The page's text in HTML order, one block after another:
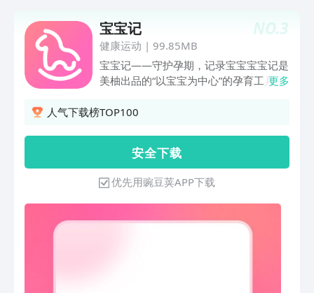
小朋友探索新事物的兴趣，让宝宝随时随
地都能快快乐乐玩耍，轻轻松松学本领。
丰富的视听内容，有趣互动场景，推出多
多涂色书、多多工程车、多多恐龙车、多
多医院、多多超市、宝宝玩思维、汉字大
木小火车、趣味拼图等精美亲子互动场
景，轻松锻炼眼手脑，更有助于宝宝智力
发展哦！千万家庭的小朋友都在使用，家
庭陪伴的良心之选，家长哄娃省心更放
心！儿歌多多，让童年时光变得更快乐！
《少年派》 奇幻冒险：《猫小九历险
记》《口袋孙悟空》《少年冒险王》《少
年黑客》 侦探推理：《课外侦探组》
《神探迈克狐》《实习侦探小泼猴》《森
校》《少年特战队》《聪明的顺溜》《三
记》《米小圈三国演义》《朵狸历险记》
《假如给我三天光明》 卡通动漫：《大
耳朵图图》《飞狗MOCO》《舒克贝塔
传》《海底小纵队》 【课外阅读知识
军晶作文技巧22讲》《初中必备知识
NO.3
宝宝记
健康运动 | 99.85MB
宝宝记——守护孕期，记录宝宝宝宝记是
美柚出品的“以宝宝为中心”的孕育工具。
了解到不同时期的孕育知识，还可以全程
友可见。#主要功能【记录成长】支持小
视频、照片、文字，记录宝宝的成长点
滴；可以设置家人共享，牵挂的亲友，可
以同时看到宝宝的记录；仅限邀请的亲友
可见，严格保护宝宝的隐私。【孕期助
手】模拟B超图像，清晰捕捉宝宝的每日
更多
人气下载榜TOP100
安 全 下 载
优先用豌豆荚APP下载